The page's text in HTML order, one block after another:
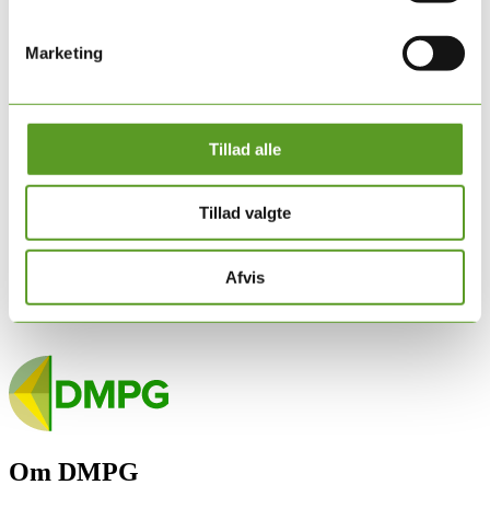
Marketing
Tillad alle
Tillad valgte
Afvis
Om DMPG